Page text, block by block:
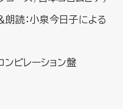
朗読：小泉今日子による
ピレーション盤